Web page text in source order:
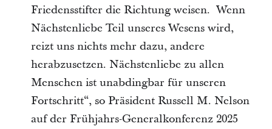
Friedensstifter die Richtung weisen. Wenn
Nächstenliebe Teil unseres Wesens wird,
reizt uns nichts mehr dazu, andere
herabzusetzen. Nächstenliebe zu allen
Menschen ist unabdingbar für unseren
Fortschritt“, so Präsident Russell M. Nelson
auf der Frühjahrs-Generalkonferenz 2025